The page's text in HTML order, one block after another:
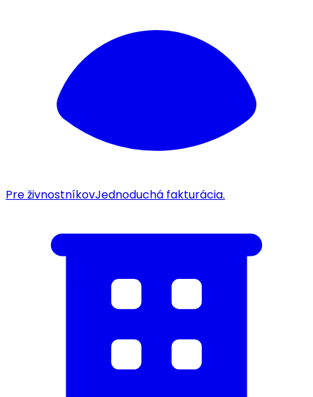
Pre živnostníkovJednoduchá fakturácia.